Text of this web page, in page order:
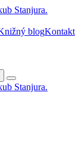
blogKontakt